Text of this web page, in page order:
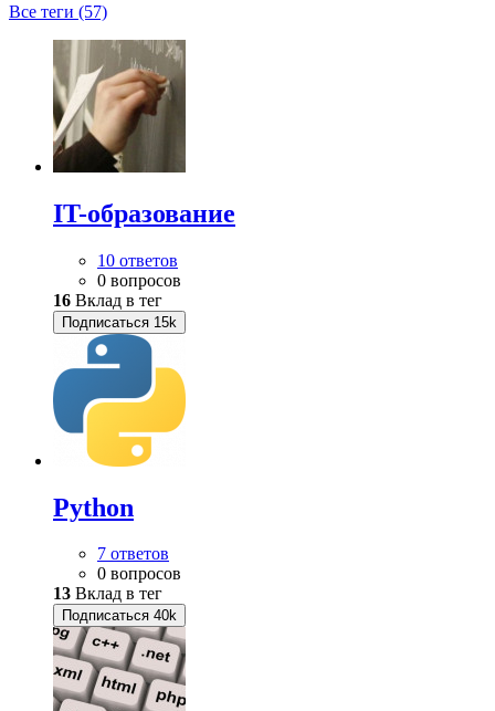
Все теги (57)
IT-образование
10 ответов
0 вопросов
16 Вклад в тег
Подписаться 15k
Python
7 ответов
0 вопросов
13 Вклад в тег
Подписаться 40k